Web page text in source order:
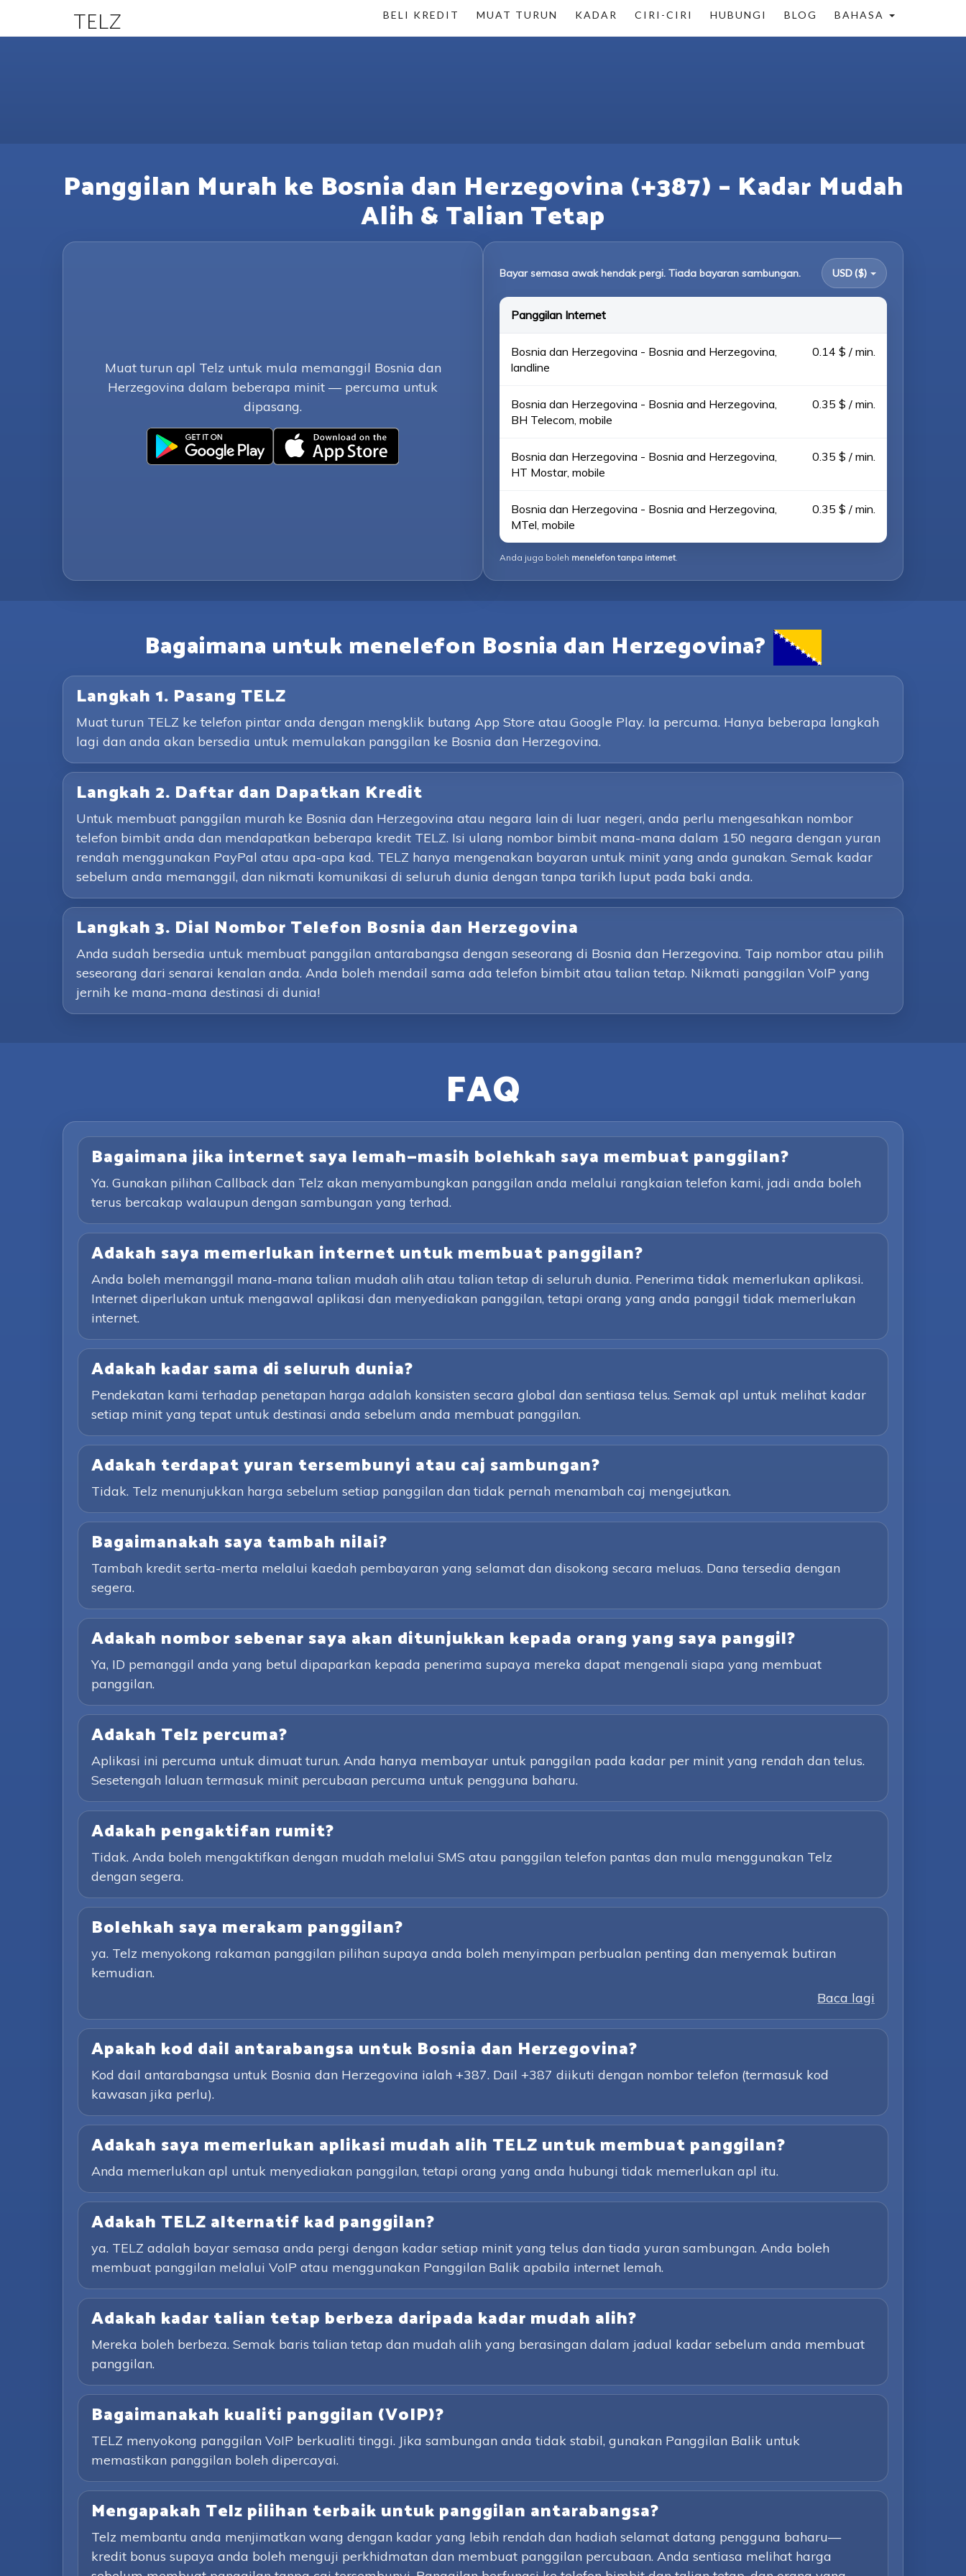
TELZ BELI KREDIT MUAT TURUN KADAR CIRI-CIRI HUBUNGI BLOG BAHASA
Panggilan Murah ke Bosnia dan Herzegovina (+387) – Kadar Mudah
Alih & Talian Tetap
Muat turun apl Telz untuk mula memanggil Bosnia dan
Herzegovina dalam beberapa minit — percuma untuk
dipasang.
Bayar semasa awak hendak pergi. Tiada bayaran sambungan. USD ($)
Panggilan Internet
Bosnia dan Herzegovina - Bosnia and Herzegovina,
landline
0.14 $ / min.
Bosnia dan Herzegovina - Bosnia and Herzegovina,
BH Telecom, mobile
0.35 $ / min.
Bosnia dan Herzegovina - Bosnia and Herzegovina,
HT Mostar, mobile
0.35 $ / min.
Bosnia dan Herzegovina - Bosnia and Herzegovina,
MTel, mobile
0.35 $ / min.
Anda juga boleh menelefon tanpa internet.
Bagaimana untuk menelefon Bosnia dan Herzegovina?
Langkah 1. Pasang TELZ
Muat turun TELZ ke telefon pintar anda dengan mengklik butang App Store atau Google Play. Ia percuma. Hanya beberapa langkah
lagi dan anda akan bersedia untuk memulakan panggilan ke Bosnia dan Herzegovina.
Langkah 2. Daftar dan Dapatkan Kredit
Untuk membuat panggilan murah ke Bosnia dan Herzegovina atau negara lain di luar negeri, anda perlu mengesahkan nombor
telefon bimbit anda dan mendapatkan beberapa kredit TELZ. Isi ulang nombor bimbit mana-mana dalam 150 negara dengan yuran
rendah menggunakan PayPal atau apa-apa kad. TELZ hanya mengenakan bayaran untuk minit yang anda gunakan. Semak kadar
sebelum anda memanggil, dan nikmati komunikasi di seluruh dunia dengan tanpa tarikh luput pada baki anda.
Langkah 3. Dial Nombor Telefon Bosnia dan Herzegovina
Anda sudah bersedia untuk membuat panggilan antarabangsa dengan seseorang di Bosnia dan Herzegovina. Taip nombor atau pilih
seseorang dari senarai kenalan anda. Anda boleh mendail sama ada telefon bimbit atau talian tetap. Nikmati panggilan VoIP yang
jernih ke mana-mana destinasi di dunia!
FAQ
Bagaimana jika internet saya lemah—masih bolehkah saya membuat panggilan?
Ya. Gunakan pilihan Callback dan Telz akan menyambungkan panggilan anda melalui rangkaian telefon kami, jadi anda boleh
terus bercakap walaupun dengan sambungan yang terhad.
Adakah saya memerlukan internet untuk membuat panggilan?
Anda boleh memanggil mana-mana talian mudah alih atau talian tetap di seluruh dunia. Penerima tidak memerlukan aplikasi.
Internet diperlukan untuk mengawal aplikasi dan menyediakan panggilan, tetapi orang yang anda panggil tidak memerlukan
internet.
Adakah kadar sama di seluruh dunia?
Pendekatan kami terhadap penetapan harga adalah konsisten secara global dan sentiasa telus. Semak apl untuk melihat kadar
setiap minit yang tepat untuk destinasi anda sebelum anda membuat panggilan.
Adakah terdapat yuran tersembunyi atau caj sambungan?
Tidak. Telz menunjukkan harga sebelum setiap panggilan dan tidak pernah menambah caj mengejutkan.
Bagaimanakah saya tambah nilai?
Tambah kredit serta-merta melalui kaedah pembayaran yang selamat dan disokong secara meluas. Dana tersedia dengan
segera.
Adakah nombor sebenar saya akan ditunjukkan kepada orang yang saya panggil?
Ya, ID pemanggil anda yang betul dipaparkan kepada penerima supaya mereka dapat mengenali siapa yang membuat
panggilan.
Adakah Telz percuma?
Aplikasi ini percuma untuk dimuat turun. Anda hanya membayar untuk panggilan pada kadar per minit yang rendah dan telus.
Sesetengah laluan termasuk minit percubaan percuma untuk pengguna baharu.
Adakah pengaktifan rumit?
Tidak. Anda boleh mengaktifkan dengan mudah melalui SMS atau panggilan telefon pantas dan mula menggunakan Telz
dengan segera.
Bolehkah saya merakam panggilan?
ya. Telz menyokong rakaman panggilan pilihan supaya anda boleh menyimpan perbualan penting dan menyemak butiran
kemudian.
Baca lagi
Apakah kod dail antarabangsa untuk Bosnia dan Herzegovina?
Kod dail antarabangsa untuk Bosnia dan Herzegovina ialah +387. Dail +387 diikuti dengan nombor telefon (termasuk kod
kawasan jika perlu).
Adakah saya memerlukan aplikasi mudah alih TELZ untuk membuat panggilan?
Anda memerlukan apl untuk menyediakan panggilan, tetapi orang yang anda hubungi tidak memerlukan apl itu.
Adakah TELZ alternatif kad panggilan?
ya. TELZ adalah bayar semasa anda pergi dengan kadar setiap minit yang telus dan tiada yuran sambungan. Anda boleh
membuat panggilan melalui VoIP atau menggunakan Panggilan Balik apabila internet lemah.
Adakah kadar talian tetap berbeza daripada kadar mudah alih?
Mereka boleh berbeza. Semak baris talian tetap dan mudah alih yang berasingan dalam jadual kadar sebelum anda membuat
panggilan.
Bagaimanakah kualiti panggilan (VoIP)?
TELZ menyokong panggilan VoIP berkualiti tinggi. Jika sambungan anda tidak stabil, gunakan Panggilan Balik untuk
memastikan panggilan boleh dipercayai.
Mengapakah Telz pilihan terbaik untuk panggilan antarabangsa?
Telz membantu anda menjimatkan wang dengan kadar yang lebih rendah dan hadiah selamat datang pengguna baharu—
kredit bonus supaya anda boleh menguji perkhidmatan dan membuat panggilan percubaan. Anda sentiasa melihat harga